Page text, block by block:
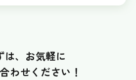
は、お気軽に
わせください！